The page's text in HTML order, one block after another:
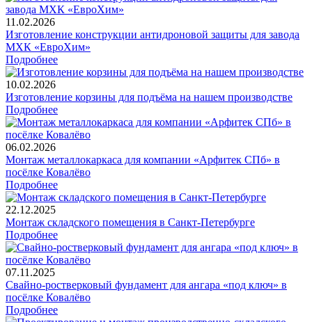
11.02.2026
Изготовление конструкции антидроновой защиты для завода
МХК «ЕвроХим»
Подробнее
10.02.2026
Изготовление корзины для подъёма на нашем производстве
Подробнее
06.02.2026
Монтаж металлокаркаса для компании «Арфитек СПб» в
посёлке Ковалёво
Подробнее
22.12.2025
Монтаж складского помещения в Санкт-Петербурге
Подробнее
07.11.2025
Свайно-ростверковый фундамент для ангара «под ключ» в
посёлке Ковалёво
Подробнее